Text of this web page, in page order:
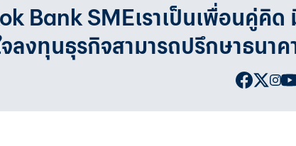
Bank SMEเราเป็นเพื่อนคู่คิด
ลงทุนธุรกิจสามารถปรึกษาธนา